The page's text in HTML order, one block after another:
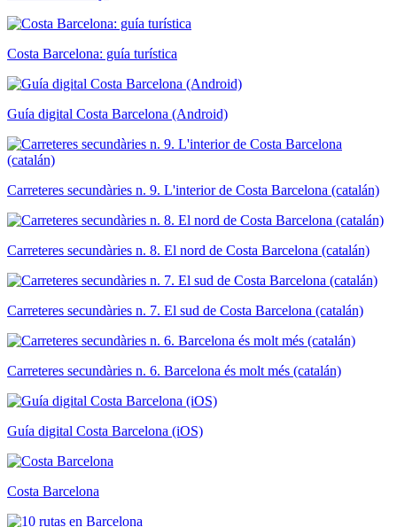
Costa Barcelona: guía turística
Guía digital Costa Barcelona (Android)
Carreteres secundàries n. 9. L'interior de Costa Barcelona (catalán)
Carreteres secundàries n. 8. El nord de Costa Barcelona (catalán)
Carreteres secundàries n. 7. El sud de Costa Barcelona (catalán)
Carreteres secundàries n. 6. Barcelona és molt més (catalán)
Guía digital Costa Barcelona (iOS)
Costa Barcelona